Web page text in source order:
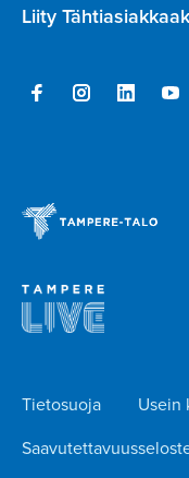
Liity
Tietosuoja
Usein